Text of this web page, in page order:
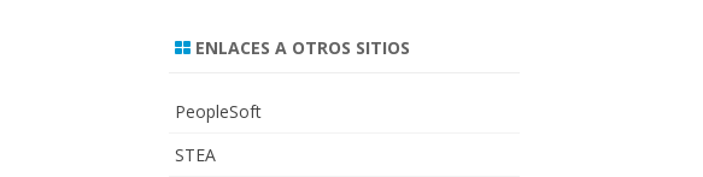
ENLACES A OTROS SITIOS
PeopleSoft
STEA